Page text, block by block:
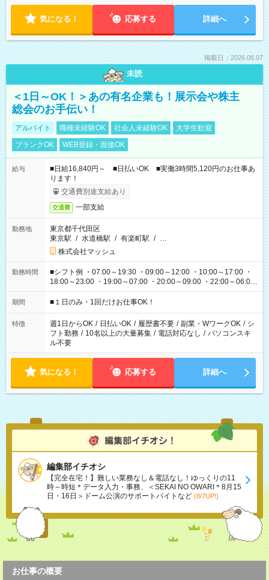
気になる！ 応募する 詳細へ
掲載日：2026.08.07
未読
＜1日～OK！＞あの有名企業も！展示会や株主
総会のお手伝い！
アルバイト 職種未経験OK 社会人未経験OK
大学生歓迎
ブランクOK
WEB登録・面接OK
給与
■日給16,840円～ ■日払いOK ■実働3時間5,120円のお仕事あ
ります！
交通費別途支給あり
交通費 一部支給
勤務地
東京都千代田区
東京駅 / 水道橋駅 / 有楽町駅 / …
株式会社マッシュ
勤務時間
■シフト例 ・07:00～19:30 ・09:00～12:00 ・10:00～17:00 ・
18:00～23:00 ・19:00～07:00 ・20:00～09:00 ・22:00～06:00
etc ★最短で3時間で5,120円のお仕事から 15時間で2万円近く稼
げるお仕事も！ ご希望のお時間に合わせてご紹介！ ※シフトは
ください！
期間 ■１日のみ・1回だけお仕事OK！
特徴 週1日からOK / 日払いOK / 履歴書不要 / 副業・WワークOK / シ
フト勤務 / 10名以上の大量募集 / 電話対応なし / パソコンスキ
ル不要
気になる！ 応募する 詳細へ
編集部イチオシ
【完全在宅！】難しい業務なし＆電話なし！ゆっくりの11
時～時短＊データ入力・事務、＜SEKAI NO OWARI＊8月15
日・16日＞ドーム公演のサポートバイトなど (8/7UP!)
お仕事の概要